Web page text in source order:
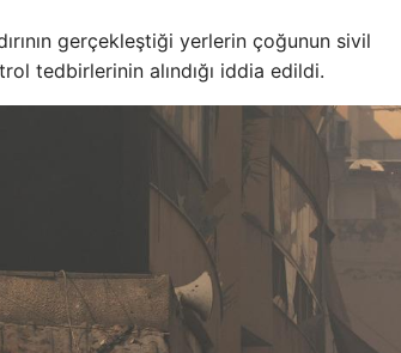
gerçekleştiği yerlerin çoğunun sivil
tedbirlerinin alındığı iddia edildi.